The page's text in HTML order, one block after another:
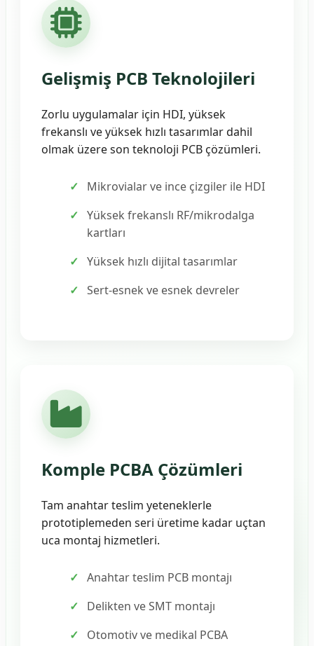
Gelişmiş PCB Teknolojileri
Zorlu uygulamalar için HDI, yüksek
frekanslı ve yüksek hızlı tasarımlar dahil
olmak üzere son teknoloji PCB çözümleri.
Mikrovialar ve ince çizgiler ile HDI
Yüksek frekanslı RF/mikrodalga
kartları
Yüksek hızlı dijital tasarımlar
Sert-esnek ve esnek devreler
Komple PCBA Çözümleri
Tam anahtar teslim yeteneklerle
prototiplemeden seri üretime kadar uçtan
uca montaj hizmetleri.
Anahtar teslim PCB montajı
Delikten ve SMT montajı
Otomotiv ve medikal PCBA